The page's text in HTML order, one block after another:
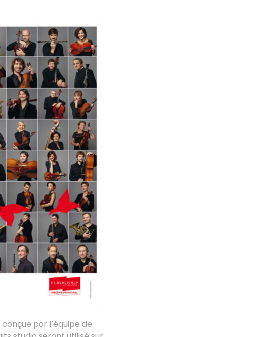
par l’équipe de